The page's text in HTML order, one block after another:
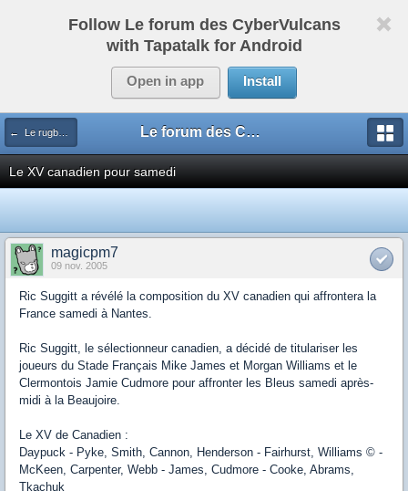
Follow Le forum des CyberVulcans
with Tapatalk for Android
Open in app Install
← Le rugby international Le forum des CyberVulcans
Le XV canadien pour samedi
magicpm7
09 nov. 2005
Ric Suggitt a révélé la composition du XV canadien qui affrontera la
France samedi à Nantes.
Ric Suggitt, le sélectionneur canadien, a décidé de titulariser les
joueurs du Stade Français Mike James et Morgan Williams et le
Clermontois Jamie Cudmore pour affronter les Bleus samedi après-
midi à la Beaujoire.
Le XV de Canadien :
Daypuck - Pyke, Smith, Cannon, Henderson - Fairhurst, Williams © -
McKeen, Carpenter, Webb - James, Cudmore - Cooke, Abrams,
Tkachuk